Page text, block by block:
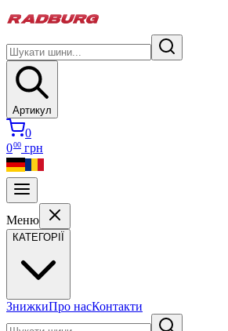
Артикул
0
000 грн
Меню
КАТЕГОРІЇ
ЗнижкиПро насКонтакти